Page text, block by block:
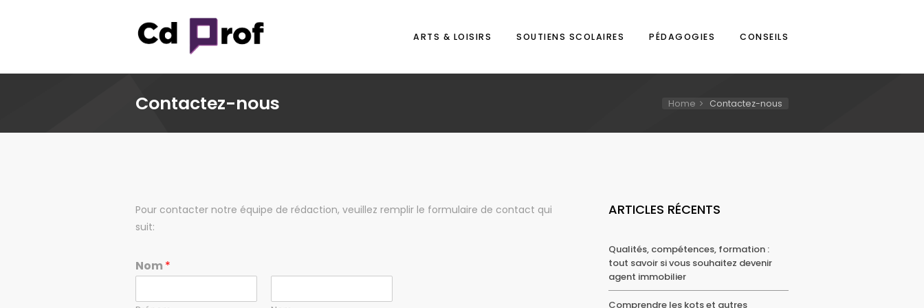
ARTS & LOISIRS SOUTIENS SCOLAIRES PÉDAGOGIES CONSEILS
Contactez-nous Home Contactez-nous
Pour contacter notre équipe de rédaction, veuillez remplir le formulaire de contact qui
suit:
Nom *
ARTICLES RÉCENTS
Qualités, compétences, formation :
tout savoir si vous souhaitez devenir
agent immobilier
Comprendre les kots et autres